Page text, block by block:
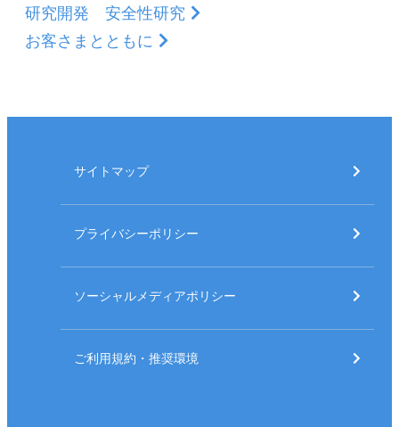
研究開発 安全性研究
お客さまとともに
サイトマップ
プライバシーポリシー
ソーシャルメディアポリシー
ご利用規約・推奨環境